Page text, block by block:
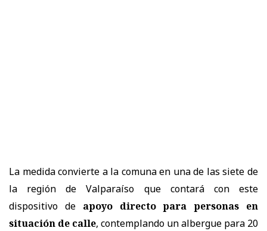
La medida convierte a la comuna en una de las siete de
la región de Valparaíso que contará con este
dispositivo de apoyo directo para personas en
situación de calle, contemplando un albergue para 20